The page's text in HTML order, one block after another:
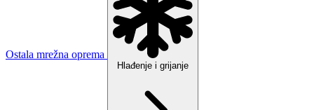
Ostala mrežna oprema
Hlađenje i grijanje